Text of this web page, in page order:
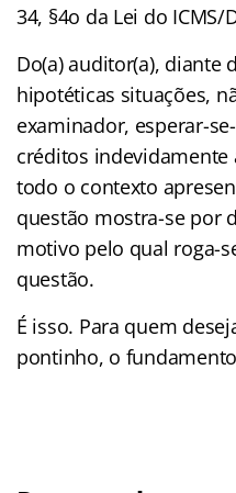
34, §4o da Lei do ICMS/
Do(a) auditor(a), diante
hipotéticas situações,
examinador, esperar-
créditos
todo o contexto
questão mostra-se por
motivo pelo qual roga-
questão.
É isso. Para quem
pontinho, o